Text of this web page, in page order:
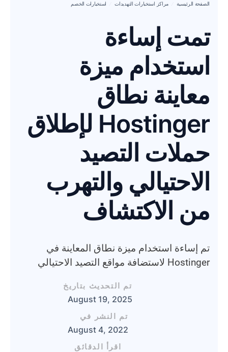
الصفحة الرئيسية مراكز استخبارات التهديدات استخبارات الخصم
تمت إساءة
استخدام ميزة
معاينة نطاق
Hostinger لإطلاق
حملات التصيد
الاحتيالي والتهرب
من الاكتشاف
تم إساءة استخدام ميزة نطاق المعاينة في
Hostinger لاستضافة مواقع التصيد الاحتيالي
تم التحديث بتاريخ
August 19, 2025
تم النشر في
August 4, 2022
اقرأ الدقائق